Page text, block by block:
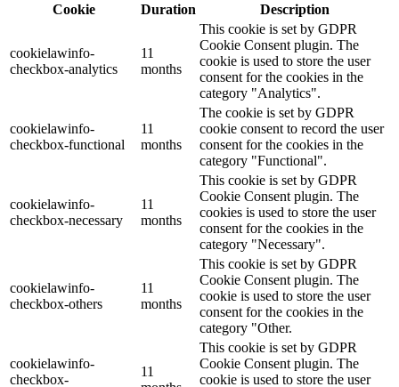
Cookie
Duration Description
cookielawinfo-
checkbox-analytics
11
months
This cookie is set by GDPR
Cookie Consent plugin. The
cookie is used to store the user
consent for the cookies in the
category "Analytics".
cookielawinfo-
checkbox-functional
11
months
The cookie is set by GDPR
cookie consent to record the user
consent for the cookies in the
category "Functional".
cookielawinfo-
checkbox-necessary
11
months
This cookie is set by GDPR
Cookie Consent plugin. The
cookies is used to store the user
consent for the cookies in the
category "Necessary".
cookielawinfo-
checkbox-others
11
months
This cookie is set by GDPR
Cookie Consent plugin. The
cookie is used to store the user
consent for the cookies in the
category "Other.
cookielawinfo-
checkbox-
11
This cookie is set by GDPR
Cookie Consent plugin. The
cookie is used to store the user